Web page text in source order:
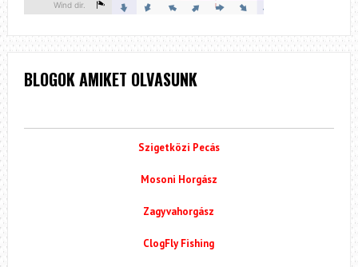
BLOGOK AMIKET OLVASUNK
Szigetközi Pecás
Mosoni Horgász
Zagyvahorgász
ClogFly Fishing